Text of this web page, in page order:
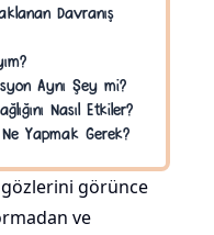
Davranış
Aynı Şey mi?
Nasıl Etkiler?
Yapmak Gerek?
gözlerini görünce
ve